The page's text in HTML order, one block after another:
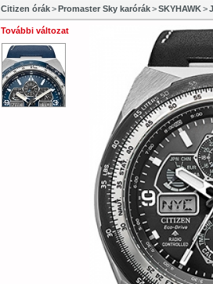
Citizen órák>Promaster Sky karórák>SKYHAWK>
További változat